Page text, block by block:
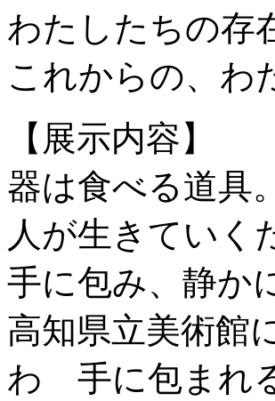
わたしたちの存
これからの、わ
【展示内容】
器は食べる道具。
人が生きていく
手に包み、静か
高知県立美術館
わ 手に包まれ